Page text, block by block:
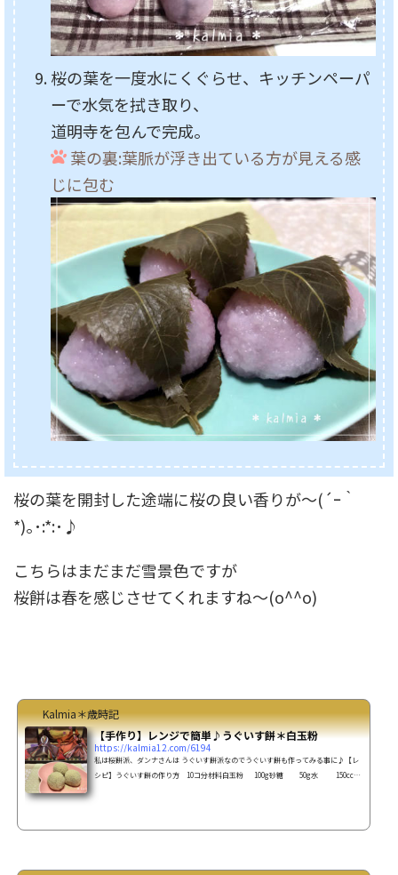
桜の葉を一度水にくぐらせ、キッチンペーパ
ーで水気を拭き取り、
道明寺を包んで完成。
葉の裏:葉脈が浮き出ている方が見える感
じに包む
桜の葉を開封した途端に桜の良い香りが～(´ｰ｀
*)｡･:*:･♪
こちらはまだまだ雪景色ですが
桜餅は春を感じさせてくれますね～(o^^o)
Kalmia＊歳時記
【手作り】レンジで簡単♪うぐいす餅＊白玉粉
https://kalmia12.com/6194
私は桜餅派、ダンナさんは うぐいす餅派なのでうぐいす餅も作ってみる事に♪【レ
シピ】うぐいす餅の作り方 10コ分材料白玉粉 100g砂糖 50g水 150ccあ